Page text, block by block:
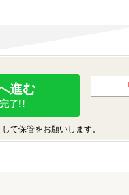
進む
了!!
て保管をお願いします。